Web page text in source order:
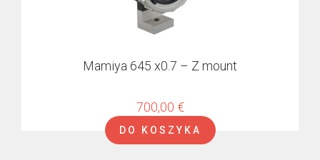
Mamiya 645 x0.7 – Z mount
700,00 €
DO KOSZYKA